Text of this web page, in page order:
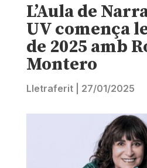
L’Aula de
UV comença
de 2025 amb
Montero
Lletraferit| 27/01/2025